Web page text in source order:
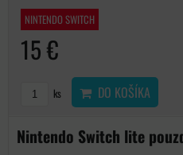
NINTENDO SWITCH
15 €
ks DO KOŠÍKA
Nintendo Switch lite